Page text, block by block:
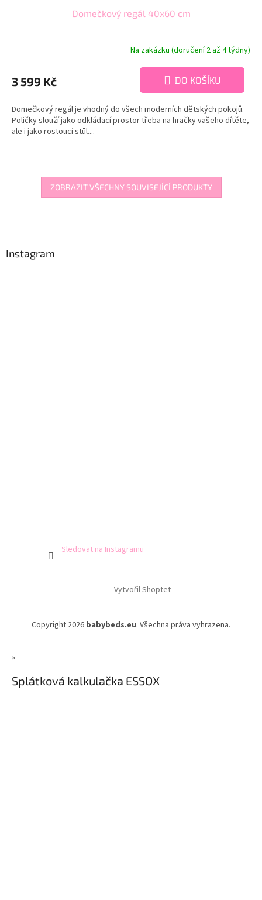
Domečkový regál 40x60 cm
Na zakázku (doručení 2 až 4 týdny)
3 599 Kč DO KOŠÍKU
Domečkový regál je vhodný do všech moderních dětských pokojů.
Poličky slouží jako odkládací prostor třeba na hračky vašeho dítěte,
ale i jako rostoucí stůl....
ZOBRAZIT VŠECHNY SOUVISEJÍCÍ PRODUKTY
Instagram
Sledovat na Instagramu
Vytvořil Shoptet
Copyright 2026 babybeds.eu. Všechna práva vyhrazena.
×
Splátková kalkulačka ESSOX